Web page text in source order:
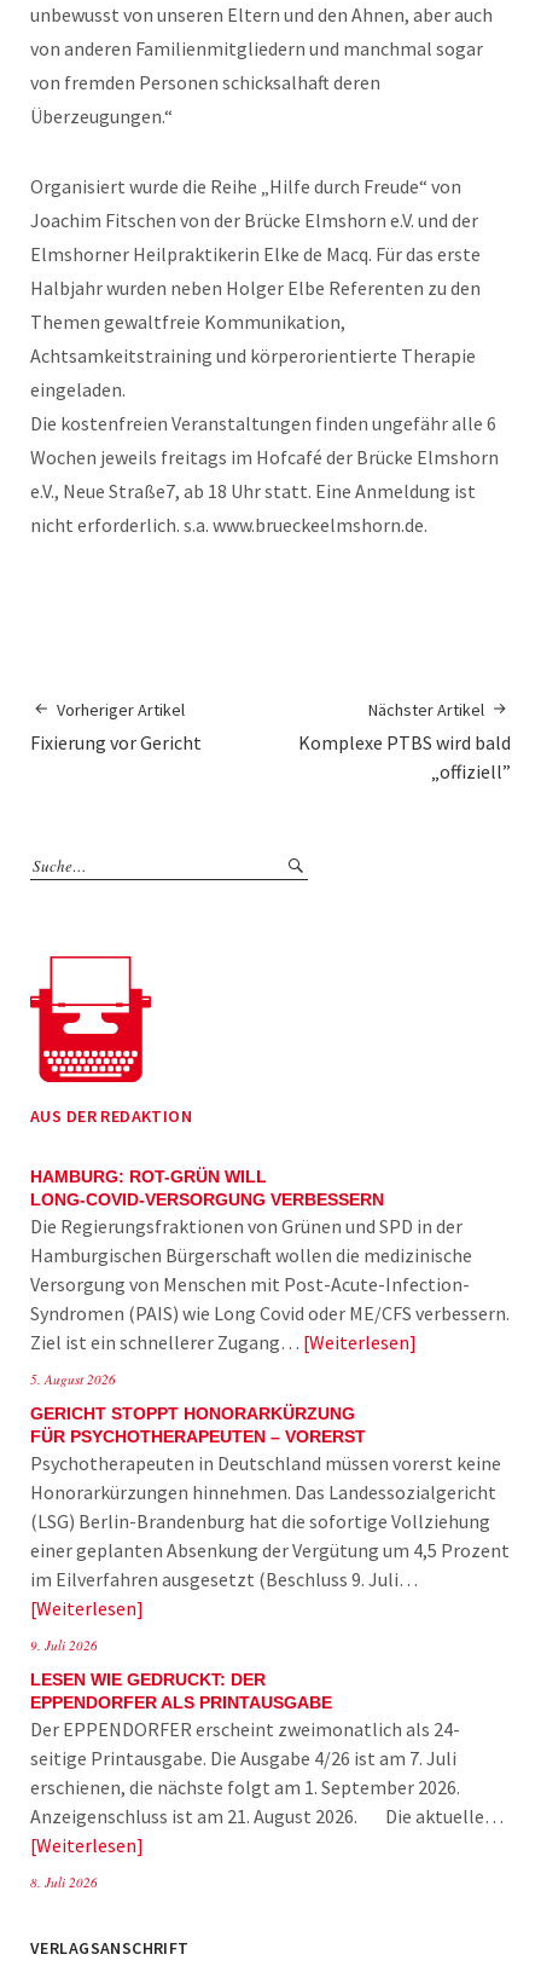
unbewusst von unseren Eltern und den Ahnen, aber auch
von anderen Familienmitgliedern und manchmal sogar
von fremden Personen schicksalhaft deren
Überzeugungen.“
Organisiert wurde die Reihe „Hilfe durch Freude“ von
Joachim Fitschen von der Brücke Elmshorn e.V. und der
Elmshorner Heilpraktikerin Elke de Macq. Für das erste
Halbjahr wurden neben Holger Elbe Referenten zu den
Themen gewaltfreie Kommunikation,
Achtsamkeitstraining und körperorientierte Therapie
eingeladen.
Die kostenfreien Veranstaltungen finden ungefähr alle 6
Wochen jeweils freitags im Hofcafé der Brücke Elmshorn
e.V., Neue Straße7, ab 18 Uhr statt. Eine Anmeldung ist
nicht erforderlich. s.a. www.brueckeelmshorn.de.
Vorheriger Artikel
Fixierung vor Gericht
Nächster Artikel
Komplexe PTBS wird bald
„offiziell”
AUS DER REDAKTION
HAMBURG: ROT-GRÜN WILL
LONG-COVID-VERSORGUNG VERBESSERN
Die Regierungsfraktionen von Grünen und SPD in der
Hamburgischen Bürgerschaft wollen die medizinische
Versorgung von Menschen mit Post-Acute-Infection-
Syndromen (PAIS) wie Long Covid oder ME/CFS verbessern.
Ziel ist ein schnellerer Zugang… Weiterlesen
5. August 2026
GERICHT STOPPT HONORARKÜRZUNG
FÜR PSYCHOTHERAPEUTEN – VORERST
Psychotherapeuten in Deutschland müssen vorerst keine
Honorarkürzungen hinnehmen. Das Landessozialgericht
(LSG) Berlin-Brandenburg hat die sofortige Vollziehung
einer geplanten Absenkung der Vergütung um 4,5 Prozent
im Eilverfahren ausgesetzt (Beschluss 9. Juli…
Weiterlesen
9. Juli 2026
LESEN WIE GEDRUCKT: DER
EPPENDORFER ALS PRINTAUSGABE
Der EPPENDORFER erscheint zweimonatlich als 24-
seitige Printausgabe. Die Ausgabe 4/26 ist am 7. Juli
erschienen, die nächste folgt am 1. September 2026.
Anzeigenschluss ist am 21. August 2026. Die aktuelle…
Weiterlesen
8. Juli 2026
VERLAGSANSCHRIFT